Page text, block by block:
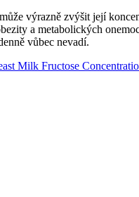
výrazně zvýšit její
a metabolických
vůbec nevadí.
Milk Fructose